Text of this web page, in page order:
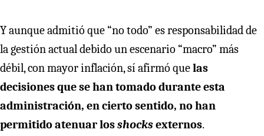
Y aunque admitió que “no todo” es responsabilidad de
la gestión actual debido un escenario “macro” más
débil, con mayor inflación, sí afirmó quelas
decisiones que se han tomado durante esta
administración, en cierto sentido, no han
permitido atenuar losshocksexternos.